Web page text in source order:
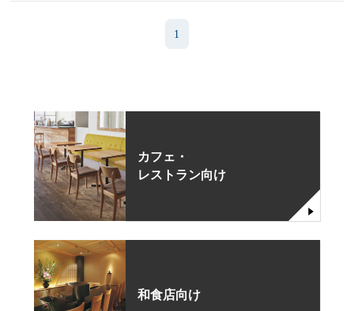
1
カフェ・
レストラン向け
和食店向け